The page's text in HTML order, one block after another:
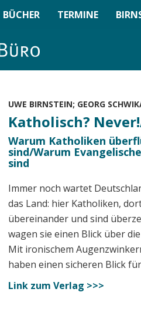
BÜCHER TERMINE
UWE BIRNSTEIN; GEORG
Katholisch?
Warum Katholiken
sind/Warum
sind
Immer noch wartet
das Land: hier Katholiken,
übereinander und sind
wagen sie einen Blick über
Mit ironischem
haben einen sicheren Blick
Link zum Verlag >>>